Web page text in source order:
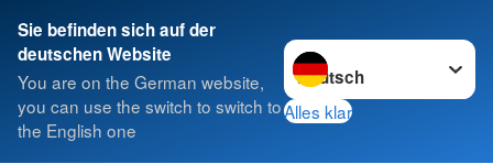
Sie befinden sich auf der
deutschen Website
You are on the German website,
you can use the switch to switch to
the English one
Sprache wechseln zu
Alles klar